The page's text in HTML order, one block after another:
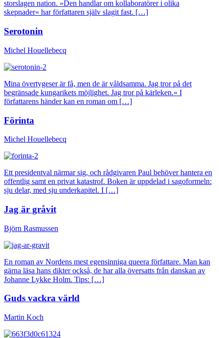
storslagen nation. »Den handlar om kollaboratörer i olika
skepnader« har författaren själv slagit fast. […]
Serotonin
Michel Houellebecq
Mina övertygeser är få, men de är våldsamma. Jag tror på det
begränsade kungarikets möjlighet. Jag tror på kärleken.« I
författarens händer kan en roman om […]
Förinta
Michel Houellebecq
Ett presidentval närmar sig, och rådgivaren Paul behöver hantera en
offentlig samt en privat katastrof. Boken är uppdelad i sagoformeln:
sju delar, med sju underkapitel. I […]
Jag är gråvit
Björn Rasmussen
En roman av Nordens mest egensinniga queera författare. Man kan
gärna läsa hans dikter också, de har alla översatts från danskan av
Johanne Lykke Holm. Tips: […]
Guds vackra värld
Martin Koch